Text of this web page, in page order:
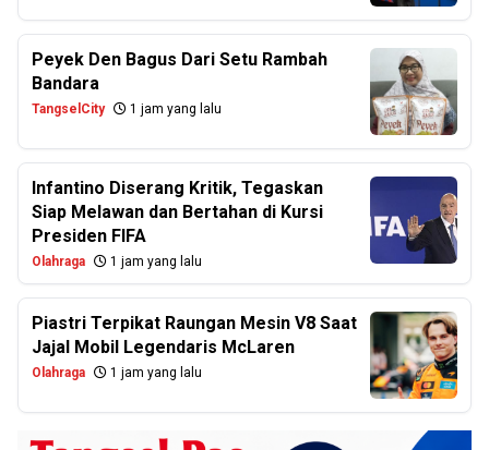
Peyek Den Bagus Dari Setu Rambah
Bandara
TangselCity 1 jam yang lalu
Infantino Diserang Kritik, Tegaskan
Siap Melawan dan Bertahan di Kursi
Presiden FIFA
Olahraga 1 jam yang lalu
Piastri Terpikat Raungan Mesin V8 Saat
Jajal Mobil Legendaris McLaren
Olahraga 1 jam yang lalu